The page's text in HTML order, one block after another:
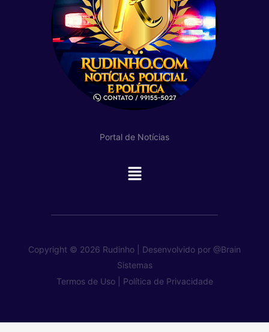
Portal de Notícias
Main
Copyright © 2026 Rudinho | Desenvolvido por @Brain
Sistemas
Termos de Uso |
Política de Privacidade